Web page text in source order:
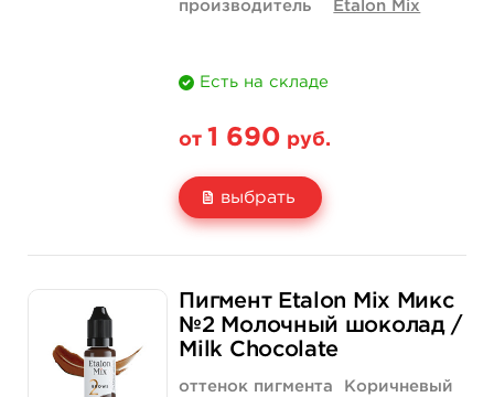
производитель
Etalon Mix
Есть на складе
от 1 690 руб.
выбрать
Количество
1 690 руб.
купить
Пигмент Etalon Mix Микс
№2 Молочный шоколад /
Milk Chocolate
оттенок пигмента
Коричневый